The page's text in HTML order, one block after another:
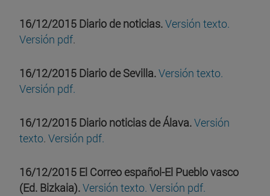
16/12/2015 Diario de noticias.Versión texto.
Versión pdf.
16/12/2015 Diario de Sevilla.Versión texto.
Versión pdf.
16/12/2015 Diario noticias de Álava.Versión
texto. Versión pdf.
16/12/2015 El Correo español-El Pueblo vasco
(Ed. Bizkaia).Versión texto. Versión pdf.